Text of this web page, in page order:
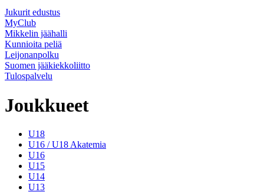
Jukurit edustus
MyClub
Mikkelin jäähalli
Kunnioita peliä
Leijonanpolku
Suomen jääkiekkoliitto
Tulospalvelu
Joukkueet
U18
U16 / U18 Akatemia
U16
U15
U14
U13